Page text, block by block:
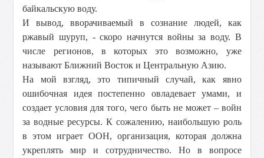
байкальскую воду.
И вывод, вворачиваемый в сознание людей, как
ржавый шуруп, - скоро начнутся войны за воду. В
числе регионов, в которых это возможно, уже
называют Ближний Восток и Центральную Азию.
На мой взгляд, это типичный случай, как явно
ошибочная идея постепенно овладевает умами, и
создает условия для того, чего быть не может – войн
за водные ресурсы. К сожалению, наибольшую роль
в этом играет ООН, организация, которая должна
укреплять мир и сотрудничество. Но в вопросе